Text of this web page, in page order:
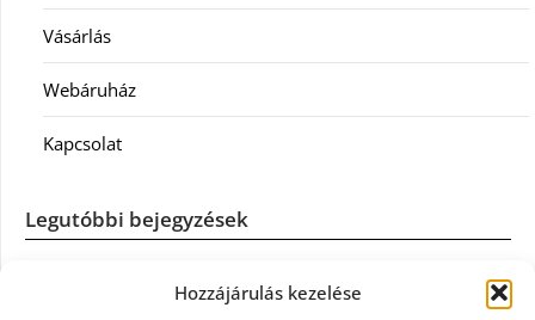
Hozzájárulás kezelése
Vásárlás
Webáruház
Kapcsolat
Legutóbbi bejegyzések
Casco szélvédőcsere: mikor éri meg a biztosítást igénybe